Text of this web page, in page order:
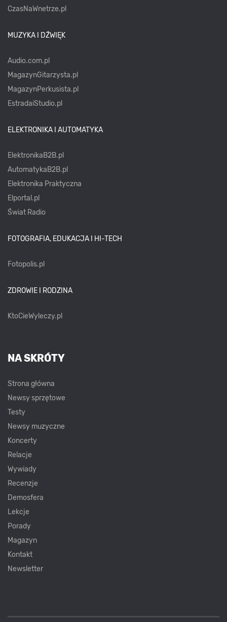
CzasNaWnetrze.pl
MUZYKA I DŹWIĘK
Audio.com.pl
MagazynGitarzysta.pl
MagazynPerkusista.pl
EstradaiStudio.pl
ELEKTRONIKA I AUTOMATYKA
ElektronikaB2B.pl
AutomatykaB2B.pl
Elektronika Praktyczna
Elportal.pl
Świat Radio
FOTOGRAFIA, EDUKACJA I HI-TECH
Fotopolis.pl
ZDROWIE I RODZINA
KtoCieWyleczy.pl
NA SKRÓTY
Strona główna
Newsy sprzętowe
Testy
Newsy muzyczne
Koncerty
Relacje
Wywiady
Recenzje
Demosfera
Lekcje
Porady
Magazyn
Kontakt
Newsletter